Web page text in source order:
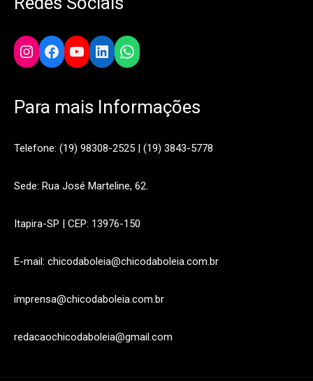
Instagram
Facebook
YouTube
LinkedIn
WhatsApp
Para mais Informações
Telefone: (19) 98308-2525 | (19) 3843-5778
Sede: Rua José Marteline, 62.
Itapira-SP | CEP: 13976-150
E-mail: chicodaboleia@chicodaboleia.com.br
imprensa@chicodaboleia.com.br
redacaochicodaboleia@gmail.com